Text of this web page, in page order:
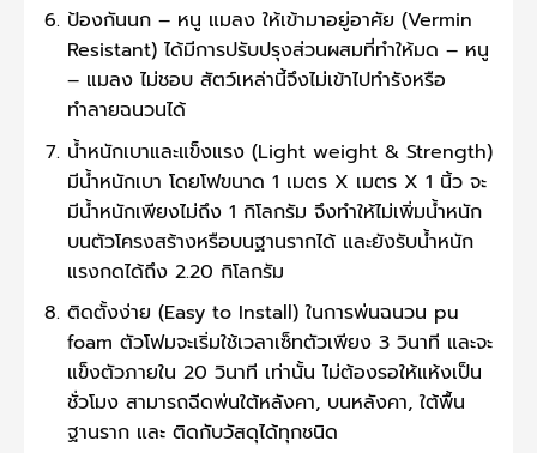
ป้องกันนก – หนู แมลง ให้เข้ามาอยู่อาศัย (Vermin
Resistant) ได้มีการปรับปรุงส่วนผสมที่ทำให้มด – หนู
– แมลง ไม่ชอบ สัตว์เหล่านี้จึงไม่เข้าไปทำรังหรือ
ทำลายฉนวนได้
น้ำหนักเบาและแข็งแรง (Light weight & Strength)
มีน้ำหนักเบา โดยโฟขนาด 1 เมตร X เมตร X 1 นิ้ว จะ
มีน้ำหนักเพียงไม่ถึง 1 กิโลกรัม จึงทำให้ไม่เพิ่มน้ำหนัก
บนตัวโครงสร้างหรือบนฐานรากได้ และยังรับน้ำหนัก
แรงกดได้ถึง 2.20 กิโลกรัม
ติดตั้งง่าย (Easy to Install) ในการพ่นฉนวน pu
foam ตัวโฟมจะเริ่มใช้เวลาเซ็ทตัวเพียง 3 วินาที และจะ
แข็งตัวภายใน 20 วินาที เท่านั้น ไม่ต้องรอให้แห้งเป็น
ชั่วโมง สามารถฉีดพ่นใต้หลังคา, บนหลังคา, ใต้พื้น
ฐานราก และ ติดกับวัสดุได้ทุกชนิด